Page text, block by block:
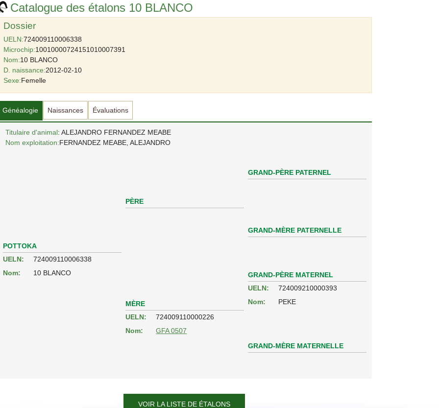
Catalogue des étalons 10 BLANCO
Dossier
UELN:724009110006338
Microchip:10010000724151010007391
Nom:10 BLANCO
D. naissance:2012-02-10
Sexe:Femelle
Généalogie Naissances Évaluations
Titulaire d'animal: ALEJANDRO FERNANDEZ MEABE
Nom exploitation:FERNANDEZ MEABE, ALEJANDRO
POTTOKA
UELN:
724009110006338
Nom:
10 BLANCO
PÈRE
GRAND-PÈRE PATERNEL
GRAND-MÈRE PATERNELLE
MÈRE
UELN:
724009110000226
Nom:
GFA 0507
GRAND-PÈRE MATERNEL
UELN:
724009210000393
Nom:
PEKE
GRAND-MÈRE MATERNELLE
VOIR LA LISTE DE ÉTALONS